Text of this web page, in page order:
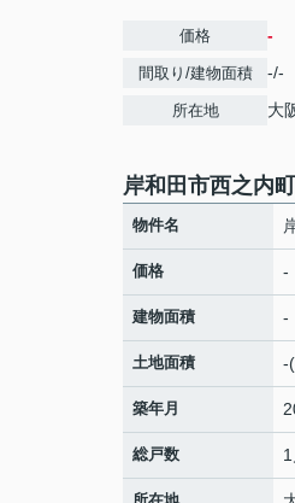
価格 -
間取り/建物面積 -/-
所在地 大
岸和田市西之内
物件名
価格 -
建物面積 -
土地面積 -
築年月
総戸数